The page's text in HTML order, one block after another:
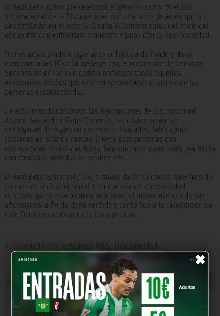
×
El Real Betis Balompié celebrará el próximo domingo el Día
Internacional de la Discapacidad con una serie de actos que se
desarrollarán en el estadio Benito Villamarín antes del inicio del
encuentro que enfrentará a nuestro equipo con la Real Sociedad.
Dichos actos tendrán lugar ante la Tribuna de Fondo y darán
comienzo a las 10 de la mañana con la realización de Circuitos
Sensoriales en los que podrán participar todos aquellos
aficionados béticos que deseen aproximarse al mundo de las
personas discapacitadas.
En esta Jornada colaboran las Asociaciones de Discapacidad
Asanol, Apascide y Fams-Cocemfe, las cuales serán las
encargadas de organizar diversas actividades, tales como
traslados en silla de ruedas; juegos para personas con
discapacidad visual y auditiva; lanzamientos a porterías con balón
con cascabel; partidas de ajedrez, etc.
El Real Betis Balompié, que, a través de la Fundación RBB ha sido
pionero en inclusión social y en materia de accesibilidad,
desearía que a esta Jornada acudieran el mayor número de sus
aficionados, a fin de darle sentido y contenido a la celebración de
este Día Internacional de la Discapacidad.
Relacionado con Fundación RBB, Discapacidad
« NOTICIA ANTERIOR NOTICIA SIGUIENTE »